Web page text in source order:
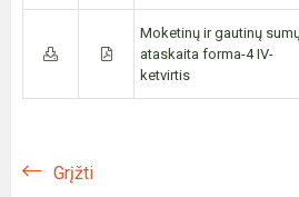
Moketinų ir gautinų
ataskaita forma-4 IV-
ketvirtis
Grįžti